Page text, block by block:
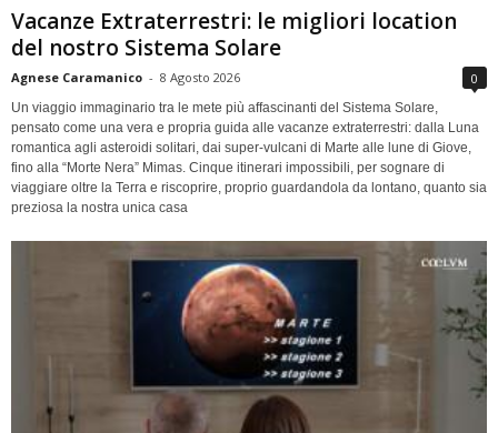
Vacanze Extraterrestri: le migliori location
del nostro Sistema Solare
Agnese Caramanico - 8 Agosto 2026 0
Un viaggio immaginario tra le mete più affascinanti del Sistema Solare,
pensato come una vera e propria guida alle vacanze extraterrestri: dalla Luna
romantica agli asteroidi solitari, dai super-vulcani di Marte alle lune di Giove,
fino alla “Morte Nera” Mimas. Cinque itinerari impossibili, per sognare di
viaggiare oltre la Terra e riscoprire, proprio guardandola da lontano, quanto sia
preziosa la nostra unica casa